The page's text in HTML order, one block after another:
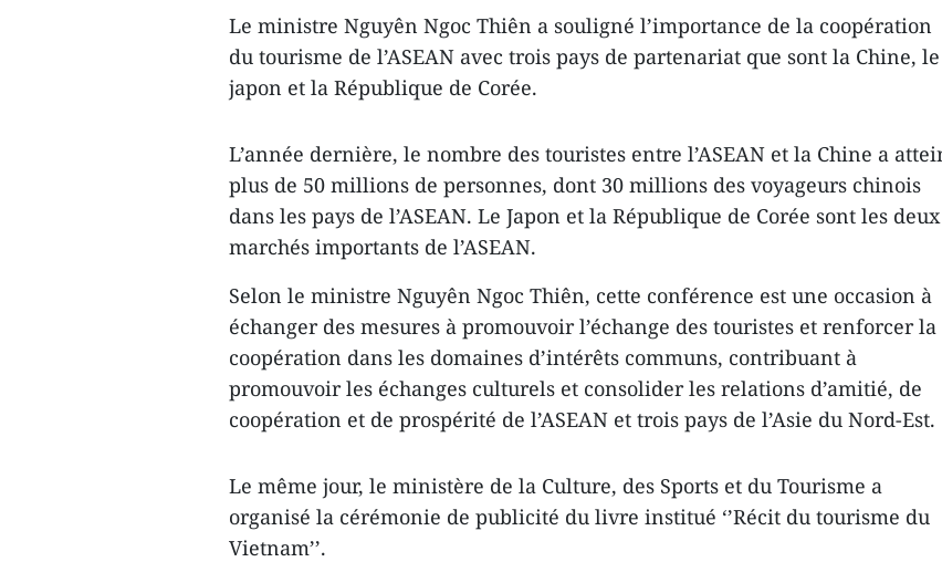
Le ministre Nguyên Ngoc Thiên a souligné l’importance de la coopération
du tourisme de l’ASEAN avec trois pays de partenariat que sont la Chine, le
japon et la République de Corée.
L’année dernière, le nombre des touristes entre l’ASEAN et la Chine a
plus de 50 millions de personnes, dont 30 millions des voyageurs chinois
dans les pays de l’ASEAN. Le Japon et la République de Corée sont les deux
marchés importants de l’ASEAN.
Selon le ministre Nguyên Ngoc Thiên, cette conférence est une occasion à
échanger des mesures à promouvoir l’échange des touristes et renforcer la
coopération dans les domaines d’intérêts communs, contribuant à
promouvoir les échanges culturels et consolider les relations d’amitié, de
coopération et de prospérité de l’ASEAN et trois pays de l’Asie du Nord-Est.
Le même jour, le ministère de la Culture, des Sports et du Tourisme a
organisé la cérémonie de publicité du livre institué ‘’Récit du tourisme du
Vietnam’’.